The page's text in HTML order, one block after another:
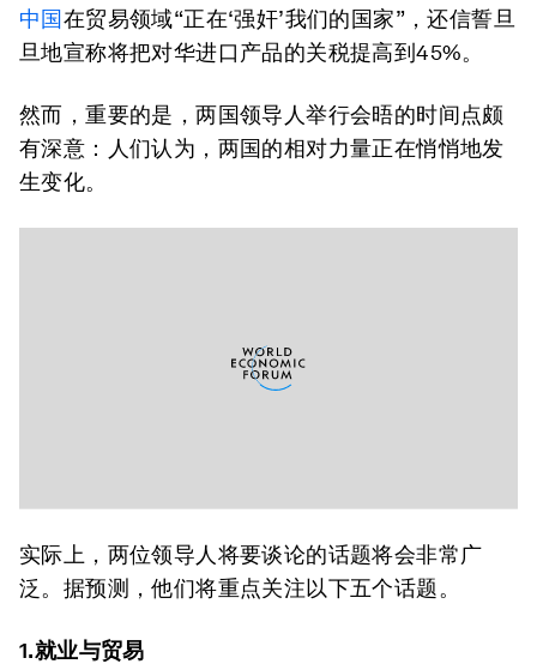
中国在贸易领域“正在‘强奸’我们的国家”，还信誓旦
旦地宣称将把对华进口产品的关税提高到45%。
然而，重要的是，两国领导人举行会晤的时间点颇
有深意：人们认为，两国的相对力量正在悄悄地发
生变化。
实际上，两位领导人将要谈论的话题将会非常广
泛。据预测，他们将重点关注以下五个话题。
1.就业与贸易